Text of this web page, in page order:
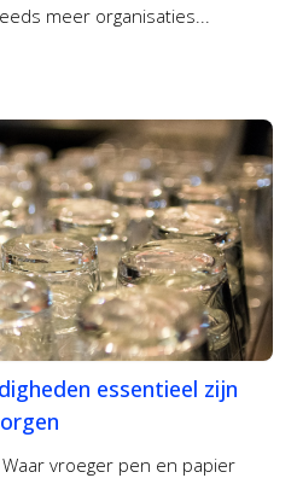
meer organisaties...
essentieel zijn
vroeger pen en papier